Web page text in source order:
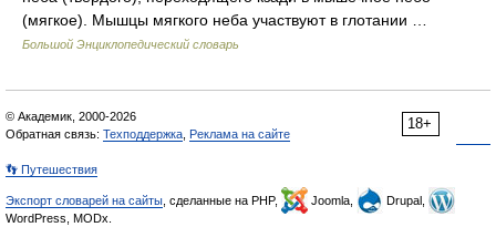
(мягкое). Мышцы мягкого неба участвуют в глотании …
Большой Энциклопедический словарь
18+
© Академик, 2000-2026
Обратная связь: Техподдержка, Реклама на сайте
👣 Путешествия
Экспорт словарей на сайты, сделанные на PHP, Joomla,
Drupal,
WordPress, MODx.